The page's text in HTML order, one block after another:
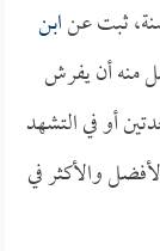
ثبت عنابن
منه أن يفرش
أو في التشهد
والأكثر في